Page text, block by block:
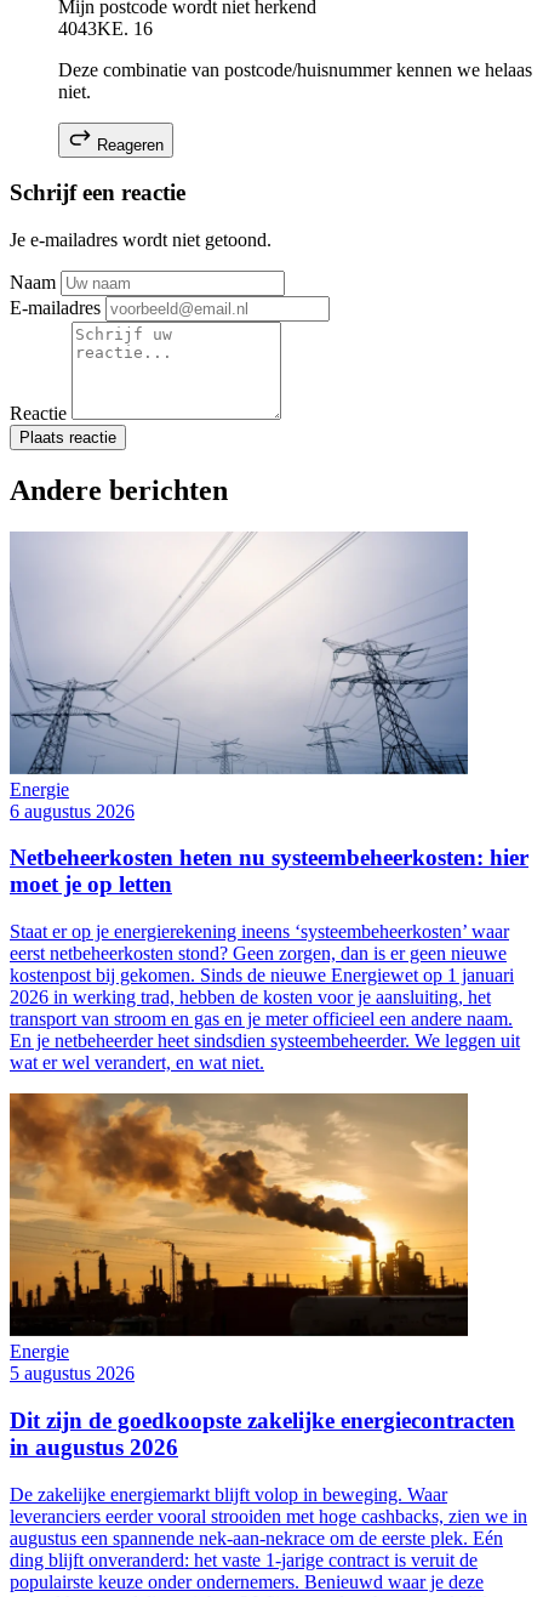
Mijn postcode wordt niet herkend
4043KE. 16
Deze combinatie van postcode/huisnummer kennen we helaas
niet.
Reageren
Schrijf een reactie
Je e-mailadres wordt niet getoond.
Naam
E-mailadres
Reactie
Plaats reactie
Andere berichten
Energie
6 augustus 2026
Netbeheerkosten heten nu systeembeheerkosten: hier
moet je op letten
Staat er op je energierekening ineens ‘systeembeheerkosten’ waar
eerst netbeheerkosten stond? Geen zorgen, dan is er geen nieuwe
kostenpost bij gekomen. Sinds de nieuwe Energiewet op 1 januari
2026 in werking trad, hebben de kosten voor je aansluiting, het
transport van stroom en gas en je meter officieel een andere naam.
En je netbeheerder heet sindsdien systeembeheerder. We leggen uit
wat er wel verandert, en wat niet.
Energie
5 augustus 2026
Dit zijn de goedkoopste zakelijke energiecontracten
in augustus 2026
De zakelijke energiemarkt blijft volop in beweging. Waar
leveranciers eerder vooral strooiden met hoge cashbacks, zien we in
augustus een spannende nek-aan-nekrace om de eerste plek. Eén
ding blijft onveranderd: het vaste 1-jarige contract is veruit de
populairste keuze onder ondernemers. Benieuwd waar je deze